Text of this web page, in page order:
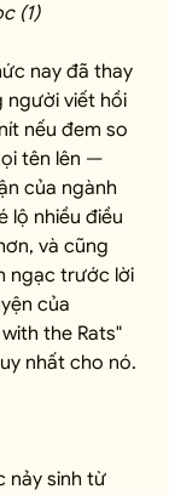
(1)
nay đã thay
người viết hồi
nếu đem so
tên lên —
của ngành
lộ nhiều điều
và cũng
ngạc trước lời
của
the Rats"
nhất cho nó.
nảy sinh từ